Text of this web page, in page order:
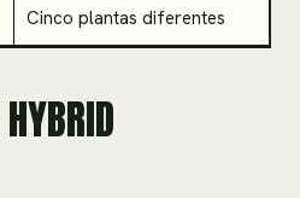
Cinco plantas diferentes